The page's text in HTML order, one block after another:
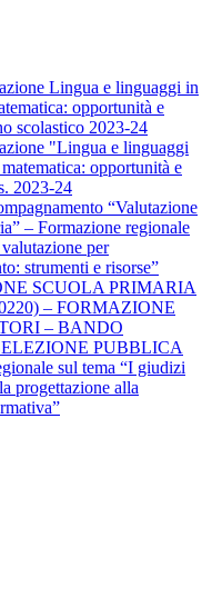
Lingua e linguaggi in
opportunità e
scolastico 2023-24
"Lingua e linguaggi
opportunità e
2023-24
“Valutazione
– Formazione regionale
per
strumenti e risorse”
SCUOLA PRIMARIA
– FORMAZIONE
– BANDO
PUBBLICA
sul tema “I giudizi
progettazione alla